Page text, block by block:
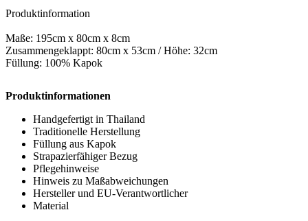
Produktinformation
Maße: 195cm x 80cm x 8cm
Zusammengeklappt: 80cm x 53cm / Höhe: 32cm
Füllung: 100% Kapok
Produktinformationen
Handgefertigt in Thailand
Traditionelle Herstellung
Füllung aus Kapok
Strapazierfähiger Bezug
Pflegehinweise
Hinweis zu Maßabweichungen
Hersteller und EU-Verantwortlicher
Material